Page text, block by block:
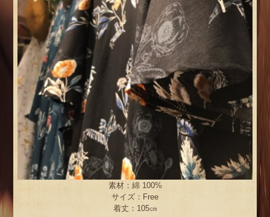
素材：綿 100%
サイズ：Free
着丈：105㎝